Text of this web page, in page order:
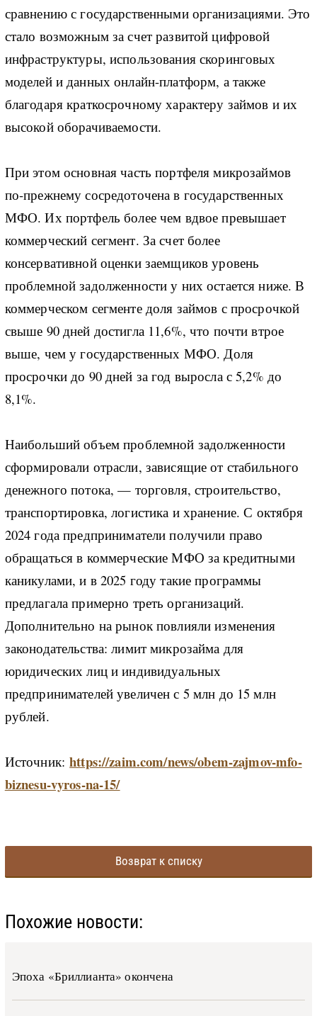
сравнению с государственными организациями. Это
стало возможным за счет развитой цифровой
инфраструктуры, использования скоринговых
моделей и данных онлайн-платформ, а также
благодаря краткосрочному характеру займов и их
высокой оборачиваемости.
При этом основная часть портфеля микрозаймов
по-прежнему сосредоточена в государственных
МФО. Их портфель более чем вдвое превышает
коммерческий сегмент. За счет более
консервативной оценки заемщиков уровень
проблемной задолженности у них остается ниже. В
коммерческом сегменте доля займов с просрочкой
свыше 90 дней достигла 11,6%, что почти втрое
выше, чем у государственных МФО. Доля
просрочки до 90 дней за год выросла с 5,2% до
8,1%.
Наибольший объем проблемной задолженности
сформировали отрасли, зависящие от стабильного
денежного потока, — торговля, строительство,
транспортировка, логистика и хранение. С октября
2024 года предприниматели получили право
обращаться в коммерческие МФО за кредитными
каникулами, и в 2025 году такие программы
предлагала примерно треть организаций.
Дополнительно на рынок повлияли изменения
законодательства: лимит микрозайма для
юридических лиц и индивидуальных
предпринимателей увеличен с 5 млн до 15 млн
рублей.
Источник: https://zaim.com/news/obem-zajmov-mfo-
biznesu-vyros-na-15/
Возврат к списку
Похожие новости:
Эпоха «Бриллианта» окончена